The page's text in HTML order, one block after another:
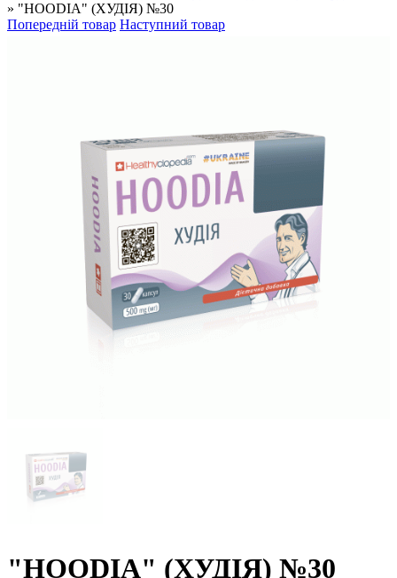
» "HOODIA" (ХУДІЯ) №30
Попередній товар Наступний товар
"HOODIA" (ХУДІЯ) №30